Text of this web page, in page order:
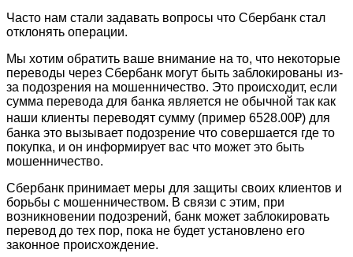
Часто нам стали задавать вопросы что Сбербанк стал
отклонять операции.
Мы хотим обратить ваше внимание на то, что некоторые
переводы через Сбербанк могут быть заблокированы из-
за подозрения на мошенничество. Это происходит, если
сумма перевода для банка является не обычной так как
наши клиенты переводят сумму (пример 6528.00₽) для
банка это вызывает подозрение что совершается где то
покупка, и он информирует вас что может это быть
мошенничество.
Сбербанк принимает меры для защиты своих клиентов и
борьбы с мошенничеством. В связи с этим, при
возникновении подозрений, банк может заблокировать
перевод до тех пор, пока не будет установлено его
законное происхождение.